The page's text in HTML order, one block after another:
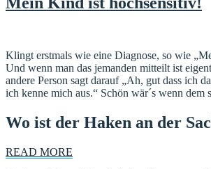
Klingt erstmals wie eine Diagnose, so wie
Und wenn man das jemanden mitteilt ist
andere Person sagt darauf „Ah, gut dass ich
ich kenne mich aus.“ Schön wär´s wenn dem
Wo ist der Haken an der
READ MORE